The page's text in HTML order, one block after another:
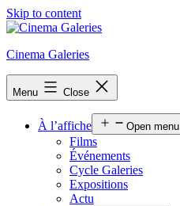
Skip to content
Cinema Galeries
Menu Close
À l’affiche Open menu
Films
Événements
Cycle Galeries
Expositions
Actu